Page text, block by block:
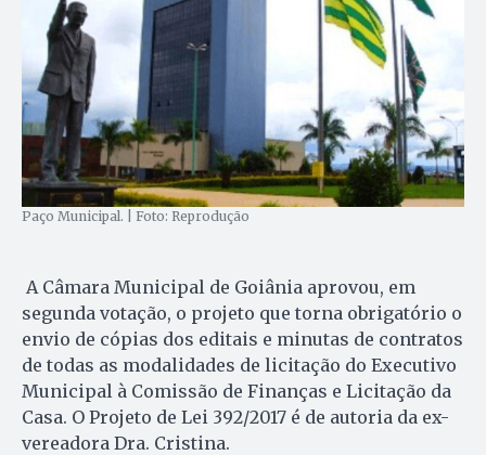
Paço Municipal. | Foto: Reprodução
A Câmara Municipal de Goiânia aprovou, em
segunda votação, o projeto que torna obrigatório o
envio de cópias dos editais e minutas de contratos
de todas as modalidades de licitação do Executivo
Municipal à Comissão de Finanças e Licitação da
Casa. O Projeto de Lei 392/2017 é de autoria da ex-
vereadora Dra. Cristina.